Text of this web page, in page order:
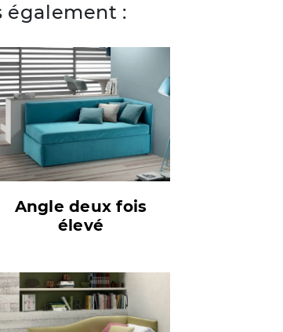
également :
Angle deux fois
élevé